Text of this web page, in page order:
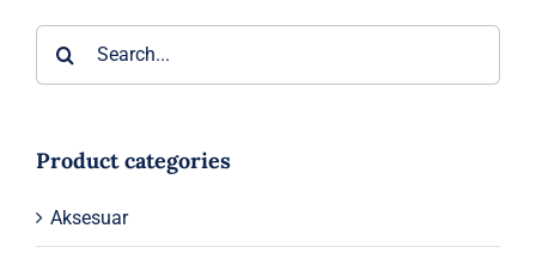
5.850 ₺.
fiyat:
4.940 ₺.
Product categories
Aksesuar